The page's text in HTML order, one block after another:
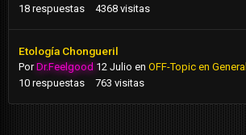
18 respuestas 4368 visitas
Etología Chongueril
PorDr.Feelgood 12 Julio en OFF-Topic en General
10 respuestas 763 visitas